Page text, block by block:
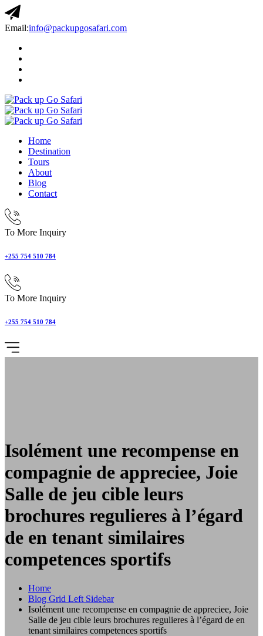
Email:info@packupgosafari.com
Home
Destination
Tours
About
Blog
Contact
To More Inquiry
+255 754 510 784
To More Inquiry
+255 754 510 784
Isolément une recompense en
compagnie de appreciee, Joie
Salle de jeu cible leurs
brochures regulieres à l’égard
de en tenant similaires
competences sportifs
Home
Blog Grid Left Sidebar
Isolément une recompense en compagnie de appreciee, Joie
Salle de jeu cible leurs brochures regulieres à l’égard de en
tenant similaires competences sportifs